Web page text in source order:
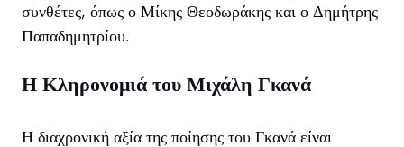
συνθέτες, όπως ο Μίκης Θεοδωράκης και ο Δημήτρης
Παπαδημητρίου.
Η Κληρονομιά του Μιχάλη Γκανά
Η διαχρονική αξία της ποίησης του Γκανά είναι